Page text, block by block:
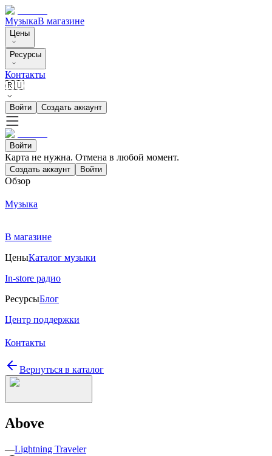
МузыкаВ магазине
Цены
Ресурсы
Контакты
🇷🇺
Войти Создать аккаунт
Войти
Карта не нужна. Отмена в любой момент.
Создать аккаунт Войти
Обзор
Музыка
В магазине
ЦеныКаталог музыки
In-store радио
РесурсыБлог
Центр поддержки
Контакты
Вернуться в каталог
Above
—Lightning Traveler